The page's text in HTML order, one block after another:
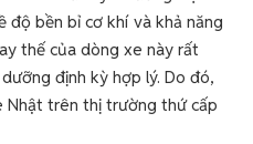
độ bền bỉ cơ khí và khả năng
thế của dòng xe này rất
định kỳ hợp lý. Do đó,
Nhật trên thị trường thứ cấp